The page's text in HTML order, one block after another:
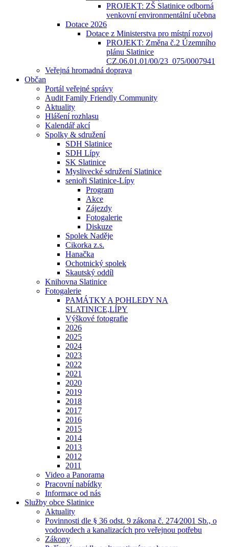
PROJEKT: ZŠ Slatinice odborná
venkovní environmentální učebna
Dotace 2026
Dotace z Ministerstva pro místní rozvoj
PROJEKT: Změna č.2 Územního
plánu Slatinice
CZ.06.01.01/00/23_075/0007941
Veřejná hromadná doprava
Občan
Portál veřejné správy
Audit Family Friendly Community
Aktuality
Hlášení rozhlasu
Kalendář akcí
Spolky & sdružení
SDH Slatinice
SDH Lípy
SK Slatinice
Myslivecké sdružení Slatinice
senioři Slatinice-Lípy
Program
Akce
Zájezdy
Fotogalerie
Diskuze
Spolek Naděje
Cikorka z.s.
Hanačka
Ochotnický spolek
Skautský oddíl
Knihovna Slatinice
Fotogalerie
PAMÁTKY A POHLEDY NA
SLATINICE,LÍPY
Výškové fotografie
2026
2025
2024
2023
2022
2021
2020
2019
2018
2017
2016
2015
2014
2013
2012
2011
Video a Panorama
Pracovní nabídky
Informace od nás
Služby obce Slatinice
Aktuality
Povinnosti dle § 36 odst. 9 zákona č. 274⁄2001 Sb., o
vodovodech a kanalizacích pro veřejnou potřebu
Zákony